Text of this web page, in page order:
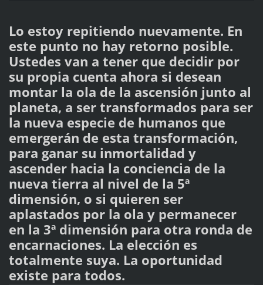
Lo estoy repitiendo nuevamente. En
este punto no hay retorno posible.
Ustedes van a tener que decidir por
su propia cuenta ahora si desean
montar la ola de la ascensión junto al
planeta, a ser transformados para ser
la nueva especie de humanos que
emergerán de esta transformación,
para ganar su inmortalidad y
ascender hacia la conciencia de la
nueva tierra al nivel de la 5ª
dimensión, o si quieren ser
aplastados por la ola y permanecer
en la 3ª dimensión para otra ronda de
encarnaciones. La elección es
totalmente suya. La oportunidad
existe para todos.